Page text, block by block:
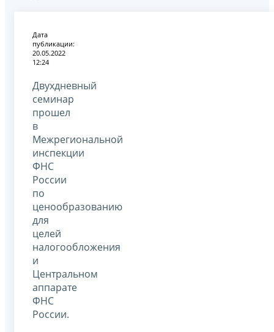
Дата
публикации:
20.05.2022
12:24
Двухдневный
семинар
прошел
в
Межрегиональной
инспекции
ФНС
России
по
ценообразованию
для
целей
налогообложения
и
Центральном
аппарате
ФНС
России.